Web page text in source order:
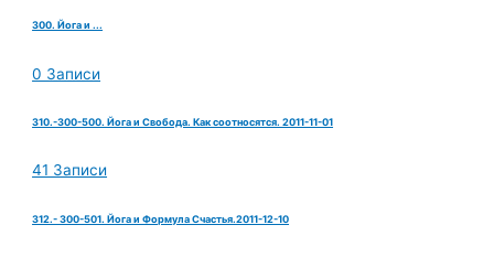
300. Йога и ...
0 Записи
310.-300-500. Йога и Свобода. Как соотносятся. 2011-11-01
41 Записи
312.- 300-501. Йога и Формула Счастья.2011-12-10